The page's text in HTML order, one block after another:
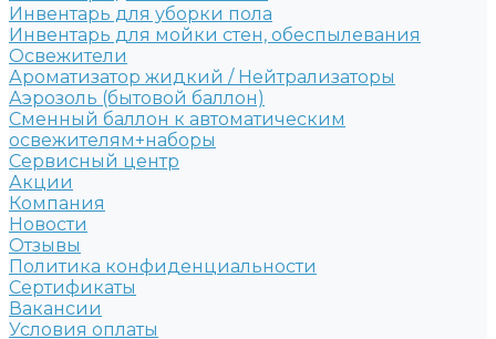
Инвентарь для уборки пола
Инвентарь для мойки стен, обеспылевания
Освежители
Ароматизатор жидкий / Нейтрализаторы
Аэрозоль (бытовой баллон)
Сменный баллон к автоматическим
освежителям+наборы
Сервисный центр
Акции
Компания
Новости
Отзывы
Политика конфиденциальности
Сертификаты
Вакансии
Условия оплаты